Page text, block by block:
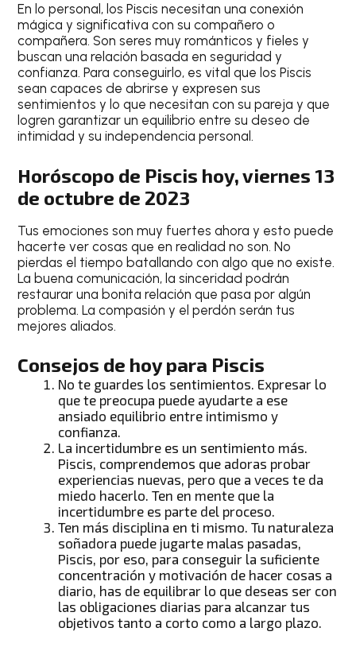
En lo personal, losPiscis necesitan una conexión
mágica y significativa con su compañero o
compañera. Son seres muy románticos y fieles y
buscan una relación basada en seguridad y
confianza. Para conseguirlo, es vital que losPiscis
sean capaces de abrirse y expresen sus
sentimientos y lo que necesitan con su pareja y que
logren garantizar un equilibrio entre su deseo de
intimidad y su independencia personal.
Horóscopo de Piscis hoy, viernes 13
de octubre de 2023
Tus emociones son muy fuertes ahora y esto puede
hacerte ver cosas que en realidad no son. No
pierdas el tiempo batallando con algo que no existe.
La buena comunicación, la sinceridad podrán
restaurar una bonita relación que pasa por algún
problema. La compasión y el perdón serán tus
mejores aliados.
Consejos de hoy para Piscis
No te guardes los sentimientos. Expresar lo
que te preocupa puede ayudarte a ese
ansiado equilibrio entre intimismo y
confianza.
La incertidumbre es un sentimiento más.
Piscis, comprendemos que adoras probar
experiencias nuevas, pero que a veces te da
miedo hacerlo. Ten en mente que la
incertidumbre es parte del proceso.
Ten más disciplina en ti mismo. Tu naturaleza
soñadora puede jugarte malas pasadas,
Piscis, por eso, para conseguir la suficiente
concentración y motivación de hacer cosas a
diario, has de equilibrar lo que deseas ser con
las obligaciones diarias para alcanzar tus
objetivos tanto a corto como a largo plazo.